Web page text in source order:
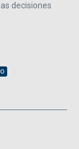
decisiones